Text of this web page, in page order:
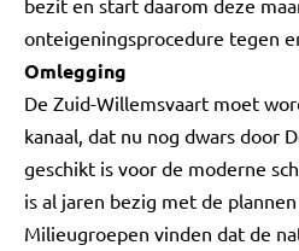
bezit en start daarom deze
onteigeningsprocedure tegen
Omlegging
De Zuid-Willemsvaart moet
kanaal, dat nu nog dwars door
geschikt is voor de moderne
is al jaren bezig met de
Milieugroepen vinden dat de